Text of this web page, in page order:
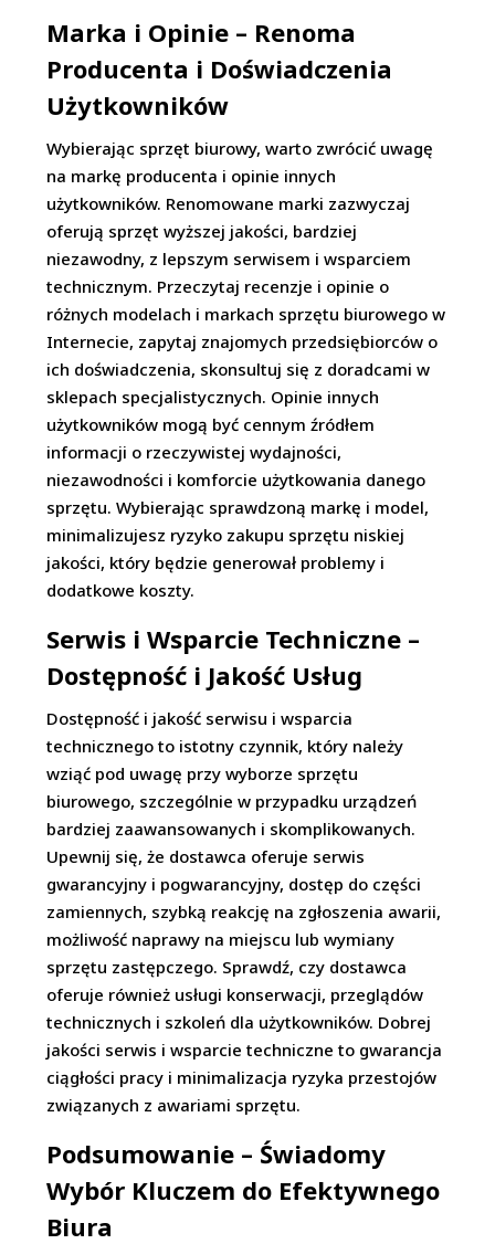
Marka i Opinie – Renoma
Producenta i Doświadczenia
Użytkowników
Wybierając sprzęt biurowy, warto zwrócić uwagę
na markę producenta i opinie innych
użytkowników. Renomowane marki zazwyczaj
oferują sprzęt wyższej jakości, bardziej
niezawodny, z lepszym serwisem i wsparciem
technicznym. Przeczytaj recenzje i opinie o
różnych modelach i markach sprzętu biurowego w
Internecie, zapytaj znajomych przedsiębiorców o
ich doświadczenia, skonsultuj się z doradcami w
sklepach specjalistycznych. Opinie innych
użytkowników mogą być cennym źródłem
informacji o rzeczywistej wydajności,
niezawodności i komforcie użytkowania danego
sprzętu. Wybierając sprawdzoną markę i model,
minimalizujesz ryzyko zakupu sprzętu niskiej
jakości, który będzie generował problemy i
dodatkowe koszty.
Serwis i Wsparcie Techniczne –
Dostępność i Jakość Usług
Dostępność i jakość serwisu i wsparcia
technicznego to istotny czynnik, który należy
wziąć pod uwagę przy wyborze sprzętu
biurowego, szczególnie w przypadku urządzeń
bardziej zaawansowanych i skomplikowanych.
Upewnij się, że dostawca oferuje serwis
gwarancyjny i pogwarancyjny, dostęp do części
zamiennych, szybką reakcję na zgłoszenia awarii,
możliwość naprawy na miejscu lub wymiany
sprzętu zastępczego. Sprawdź, czy dostawca
oferuje również usługi konserwacji, przeglądów
technicznych i szkoleń dla użytkowników. Dobrej
jakości serwis i wsparcie techniczne to gwarancja
ciągłości pracy i minimalizacja ryzyka przestojów
związanych z awariami sprzętu.
Podsumowanie – Świadomy
Wybór Kluczem do Efektywnego
Biura